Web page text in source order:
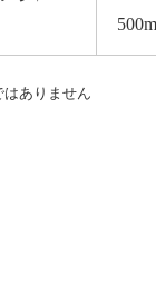
ありません